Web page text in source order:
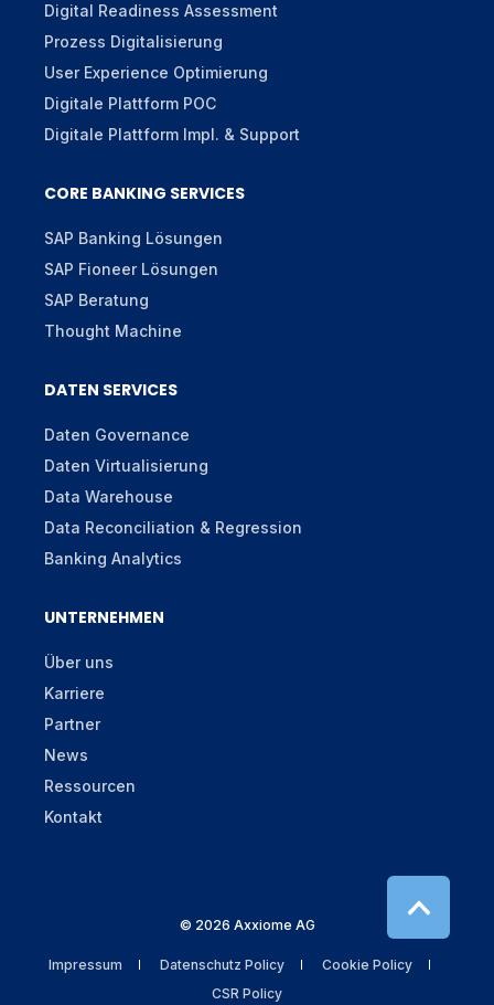
Digital Readiness Assessment
Prozess Digitalisierung
User Experience Optimierung
Digitale Plattform POC
Digitale Plattform Impl. & Support
CORE BANKING SERVICES
SAP Banking Lösungen
SAP Fioneer Lösungen
SAP Beratung
Thought Machine
DATEN SERVICES
Daten Governance
Daten Virtualisierung
Data Warehouse
Data Reconciliation & Regression
Banking Analytics
UNTERNEHMEN
Über uns
Karriere
Partner
News
Ressourcen
Kontakt
© 2026 Axxiome AG
Impressum Datenschutz Policy
Cookie Policy
CSR Policy